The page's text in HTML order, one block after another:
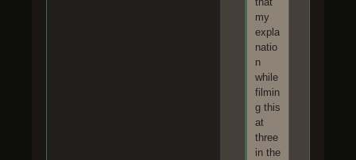
my
expla
natio
n
while
filmin
g this
at
three
in the